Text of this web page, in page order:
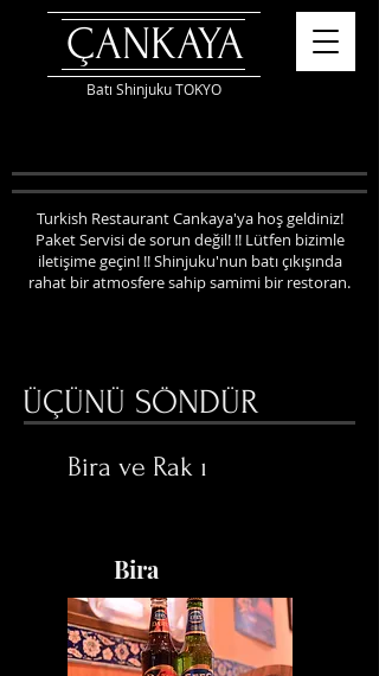
ÇANKAYA
Batı Shinjuku TOKYO
Turkish Restaurant Cankaya'ya hoş geldiniz!
Paket Servisi de sorun değil! !! Lütfen bizimle
iletişime geçin! !!Shinjuku'nun batı çıkışında
rahat bir atmosfere sahip samimi bir restoran.
ÜÇÜNÜ SÖNDÜR
Bira ve Rak ı
Bira